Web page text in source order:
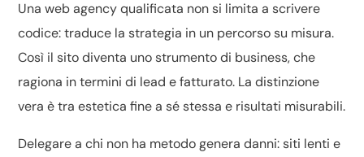
Una web agency qualificata non si limita a scrivere
codice: traduce la strategia in un percorso su misura.
Così il sito diventa uno strumento di business, che
ragiona in termini di lead e fatturato. La distinzione
vera è tra estetica fine a sé stessa e risultati misurabili.
Delegare a chi non ha metodo genera danni: siti lenti e